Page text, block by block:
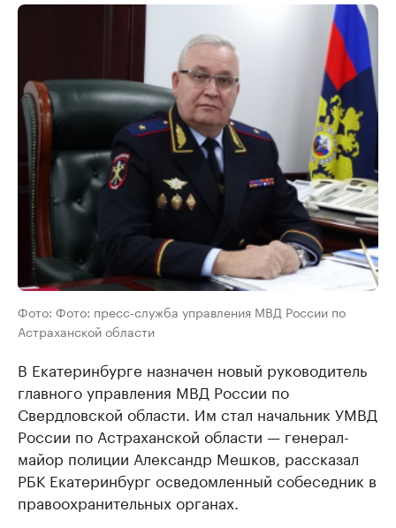
Фото: Фото: пресс-служба управления МВД России по
Астраханской области
В Екатеринбурге назначен новый руководитель
главного управления МВД России по
Свердловской области. Им стал начальник УМВД
России по Астраханской области — генерал-
майор полиции Александр Мешков, рассказал
РБК Екатеринбург осведомленный собеседник в
правоохранительных органах.